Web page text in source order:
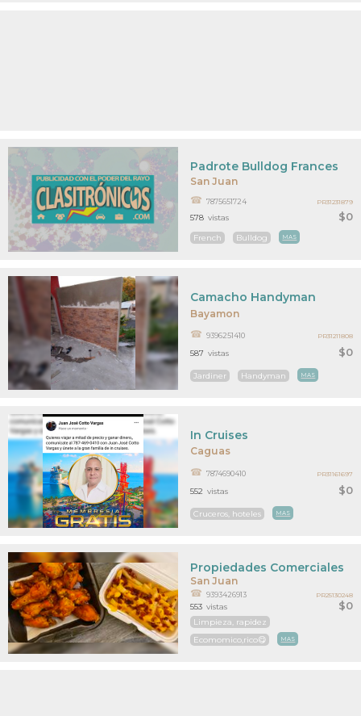
San Juan
$0
Padrote Bulldog Frances
7875651724
French Bulldog MAS
578 vistas
PR31231879
Bayamon
$0
Camacho Handyman
9396251410
Jardiner Handyman MAS
587 vistas
PR31211808
Caguas
$0
In Cruises
7874690410
Cruceros, hoteles MAS
552 vistas
PR31161697
San Juan
$0
Propiedades Comerciales
9393426913
Limpieza, rapidez
Ecomomico,rico😋
MAS
553 vistas
PR25130248